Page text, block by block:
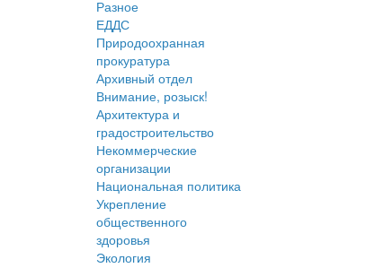
Разное
ЕДДС
Природоохранная
прокуратура
Архивный отдел
Внимание, розыск!
Архитектура и
градостроительство
Некоммерческие
организации
Национальная политика
Укрепление
общественного
здоровья
Экология